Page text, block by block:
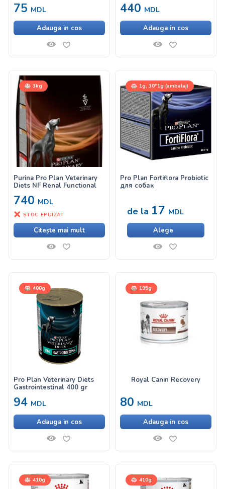
75 MDL
Adauga in cos
440 MDL
Adauga in cos
3kg
Purina Pro Plan Veterinary
Diets NF Renal Functional
740 MDL
STOC EPUIZAT
Citește mai mult
1g, 30*1g (ambalaj)
Pro Plan Fortiflora Probiotic
для собак
de la 17 MDL
Alege
400g
Pro Plan Veterinary Diets
Gastrointestinal 400 gr
94 MDL
Adauga in cos
195g
Royal Canin Recovery
80 MDL
Adauga in cos
410g 410g